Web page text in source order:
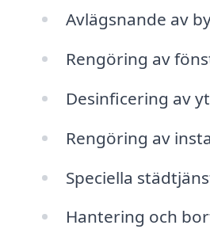
Avlägsnande av
Rengöring av
Desinficering av
Rengöring av
Speciella
Hantering och